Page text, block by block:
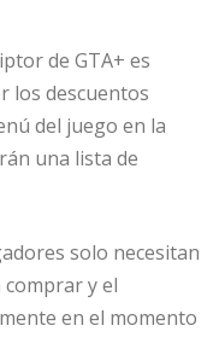
de GTA+ es
los descuentos
del juego en la
una lista de
solo necesitan
y el
en el momento